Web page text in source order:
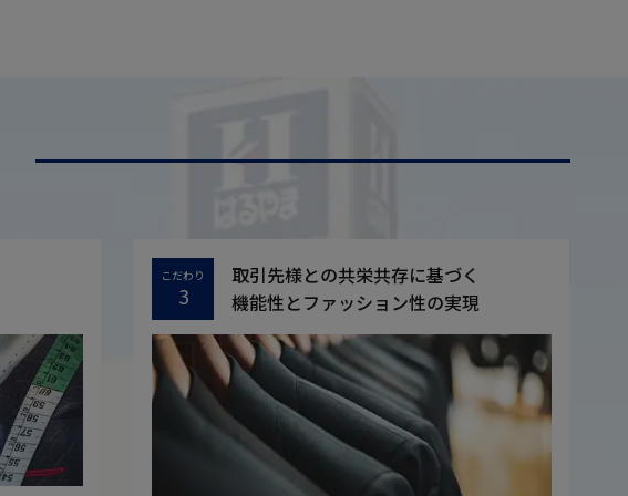
こだわり
3
取引先様との共栄共存に基づく
機能性とファッション性の実現